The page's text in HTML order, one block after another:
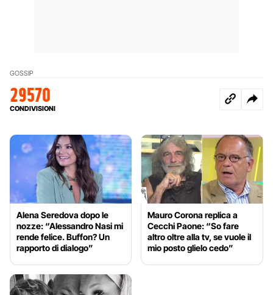
GOSSIP
29570
CONDIVISIONI
Alena Seredova dopo le
nozze: “Alessandro Nasi mi
rende felice. Buffon? Un
rapporto di dialogo”
Mauro Corona replica a
Cecchi Paone: “So fare
altro oltre alla tv, se vuole il
mio posto glielo cedo”